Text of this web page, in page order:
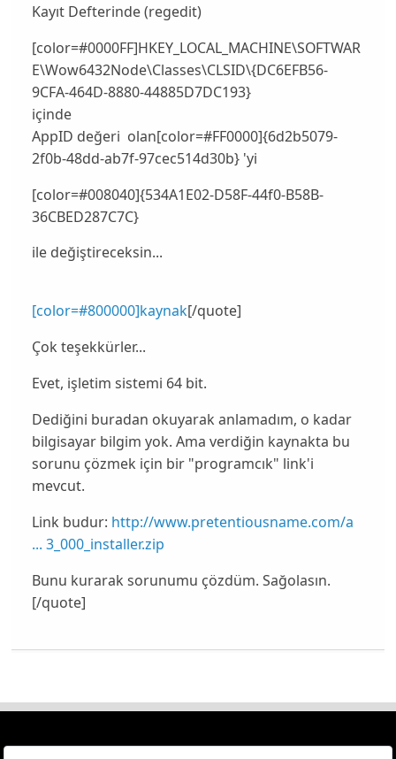
Kayıt Defterinde (regedit)
[color=#0000FF]HKEY_LOCAL_MACHINE\SOFTWAR
E\Wow6432Node\Classes\CLSID\{DC6EFB56-
9CFA-464D-8880-44885D7DC193}
içinde
AppID değeri olan[color=#FF0000]{6d2b5079-
2f0b-48dd-ab7f-97cec514d30b} 'yi
[color=#008040]{534A1E02-D58F-44f0-B58B-
36CBED287C7C}
ile değiştireceksin...
[color=#800000]kaynak[/quote]
Çok teşekkürler...
Evet, işletim sistemi 64 bit.
Dediğini buradan okuyarak anlamadım, o kadar
bilgisayar bilgim yok. Ama verdiğin kaynakta bu
sorunu çözmek için bir "programcık" link'i
mevcut.
Link budur: http://www.pretentiousname.com/a
... 3_000_installer.zip
Bunu kurarak sorunumu çözdüm. Sağolasın.
[/quote]